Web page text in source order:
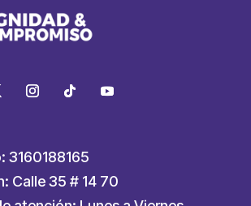
3160188165
Calle 35 # 14 70